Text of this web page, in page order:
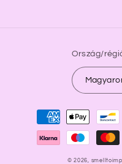
Ország/
Fizetési
módok
© 2026,